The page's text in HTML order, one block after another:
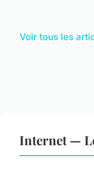
Voir tous les
Internet —